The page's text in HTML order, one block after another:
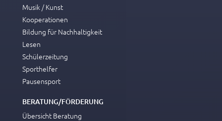
Musik / Kunst
Kooperationen
Bildung für Nachhaltigkeit
Lesen
Schülerzeitung
Sporthelfer
Pausensport
BERATUNG/FÖRDERUNG
Übersicht Beratung